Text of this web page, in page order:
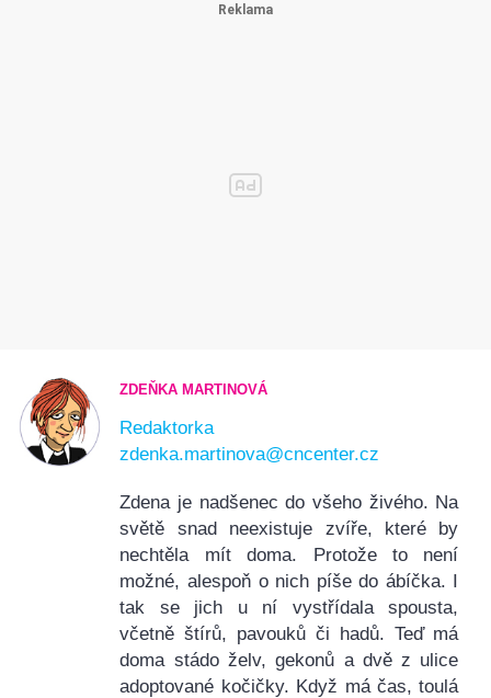
ZDEŇKA MARTINOVÁ
Redaktorka
zdenka.martinova@cncenter.cz
Zdena je nadšenec do všeho živého. Na
světě snad neexistuje zvíře, které by
nechtěla mít doma. Protože to není
možné, alespoň o nich píše do ábíčka. I
tak se jich u ní vystřídala spousta,
včetně štírů, pavouků či hadů. Teď má
doma stádo želv, gekonů a dvě z ulice
adoptované kočičky. Když má čas, toulá